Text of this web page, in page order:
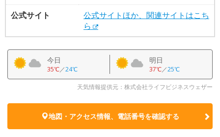
公式サイト
公式サイトほか、関連サイトはこち
ら
今日
35℃／24℃
明日
37℃／25℃
天気情報提供元：株式会社ライフビジネスウェザー
地図・アクセス情報、電話番号を確認する